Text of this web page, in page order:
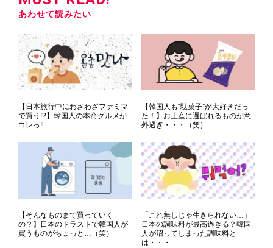
あわせて読みたい
【日本旅行中にわざわざファミマ
で買う!?】韓国人の本命グルメが
コレっ‼
【韓国人も“駄菓子”が大好きだっ
た！】お土産に選ばれるものが意
外過ぎ・・・（笑）
【そんなものまで買っていく
の？】日本のドラストで韓国人が
買うものがちょっと…（笑）
「これ無しじゃ生きられない…」
日本の調味料が最高過ぎる？韓国
人が沼ってしまった調味料と
は・・・